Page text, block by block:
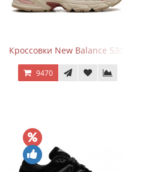
Кроссовки New Balance 530 Festival
9470